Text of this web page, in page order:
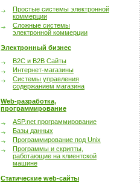
Простые системы электронной
коммерции
Сложные системы
электронной коммерции
Электронный бизнес
B2C и B2B Сайты
Интернет-магазины
Системы управления
содержанием магазина
Web-разработка,
программирование
ASP.net программирование
Базы данных
Программирование под Unix
Программы и скрипты,
работающие на клиентской
машине
Статические web-сайты